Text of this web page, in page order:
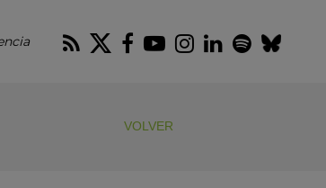
RSS Twitter
Facebook
Youtube
Instagram
LinkedIn
Spotify
VOLVER